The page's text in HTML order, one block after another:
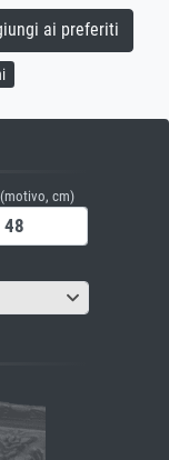
ai preferiti
cm)